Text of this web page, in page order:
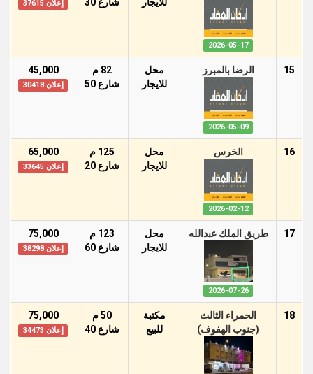
2026-05-17
إعلان 37615
15 الرضا بالمبرز
2026-05-09
محل
للايجار
82 م
شارع 50
45,000
إعلان 30418
16 الخرس
2026-02-12
محل
للايجار
125 م
شارع 20
65,000
إعلان 33645
17 طريق الملك عبدالله
2026-07-26
محل
للايجار
123 م
شارع 60
75,000
إعلان 38298
18
الحمراء الثالث
(جنوب الهفوف)
مكتبة
للبيع
50 م
شارع 40
75,000
إعلان 34473